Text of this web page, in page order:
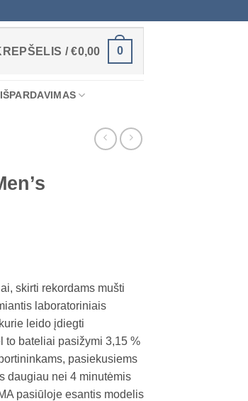
/€0,00 0
IŠPARDAVIMAS
skirti rekordams mušti
laboratoriniais
leido įdiegti
to bateliai pasižymi 3,15 %
pasiekusiems
daugiau nei 4 minutėmis
pasiūloje esantis modelis